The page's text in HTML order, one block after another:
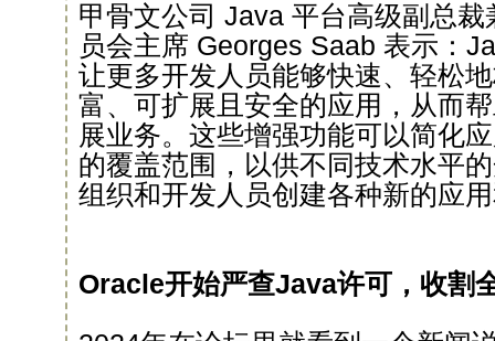
甲骨文公司 Java 平台高级副总
员会主席 Georges Saab 表示：
让更多开发人员能够快速、轻松
富、可扩展且安全的应用，从而
展业务。这些增强功能可以简化
的覆盖范围，以供不同技术水平
组织和开发人员创建各种新的应
Oracle开始严查Java许可，收割